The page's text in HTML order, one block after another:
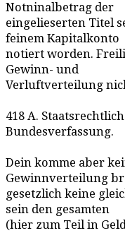
Notninalbetrag der
eingelieserten Titel
feinem Kapitalkonto
notiert worden.
Gewinn- und
Verluftverteilung
418 A.
Bundesverfassung.
Dein komme aber
Gewinnverteilung
gesetzlich keine
sein den gesamten
(hier zum Teil in